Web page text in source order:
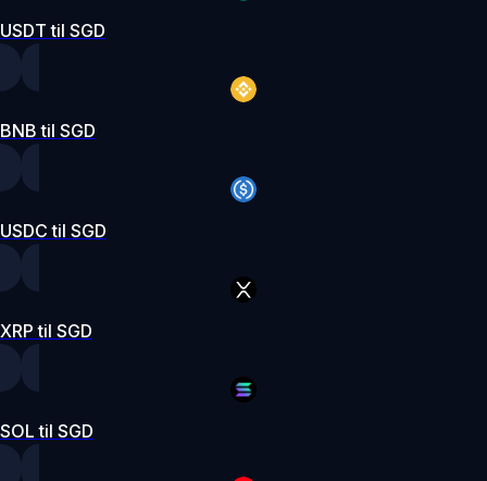
USDT til SGD
BNB til SGD
USDC til SGD
XRP til SGD
SOL til SGD